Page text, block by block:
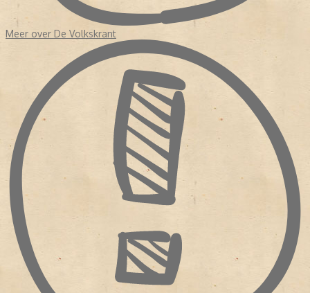
Meer over De Volkskrant